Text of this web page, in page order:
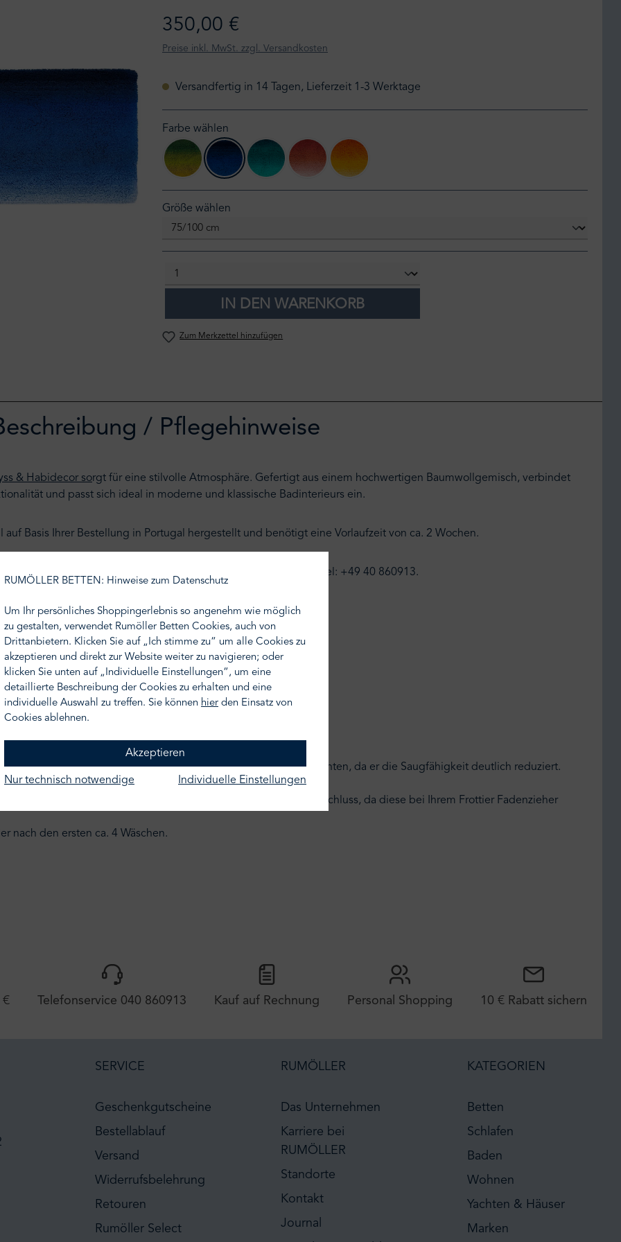
350,00 €
Preise inkl. MwSt. zzgl. Versandkosten
Versandfertig in 14 Tagen, Lieferzeit 1-3 Werktage
Farbe wählen
aurore 205aurore 314aurore 320aurore 514aurore 564
Größe wählen
IN DEN WARENKORB
Zum Merkzettel hinzufügen
/ Pflegehinweise
& Habidecor sorgt für eine stilvolle Atmosphäre. Gefertigt aus einem hochwertigen Baumwollgemisch, verbindet
und passt sich ideal in moderne und klassische Badinterieurs ein.
Basis Ihrer Bestellung in Portugal hergestellt und benötigt eine Vorlaufzeit von ca. 2 Wochen.
wir Ihre Fragen persönlich oder auch telefonisch unter Tel: +49 40 860913.
ohne optische Aufheller waschen und auf Weichspüler verzichten, da er die Saugfähigkeit deutlich reduziert.
Ihr Frottier, es wird dadurch besonders weich.
mit Reißverschlüssen, Knöpfen, Häkchen oder Klettverschluss, da diese bei Ihrem Frottier Fadenzieher
nach den ersten ca. 4 Wäschen.
€ Telefonservice 040 860913 Kauf auf Rechnung Personal Shopping 10 € Rabatt sichern
SERVICE
Geschenkgutscheine
Bestellablauf
Versand
Widerrufsbelehrung
Retouren
Rumöller Select
RUMÖLLER
Das Unternehmen
Karriere bei
RUMÖLLER
Standorte
Kontakt
Journal
KATEGORIEN
Betten
Schlafen
Baden
Wohnen
Yachten & Häuser
Marken
RUMÖLLER BETTEN: Hinweise zum Datenschutz
Um Ihr persönliches Shoppingerlebnis so angenehm wie möglich
zu gestalten, verwendet Rumöller Betten Cookies, auch von
Drittanbietern. Klicken Sie auf „Ich stimme zu“ um alle Cookies zu
akzeptieren und direkt zur Website weiter zu navigieren; oder
klicken Sie unten auf „Individuelle Einstellungen“, um eine
detaillierte Beschreibung der Cookies zu erhalten und eine
individuelle Auswahl zu treffen. Sie können hier den Einsatz von
Cookies ablehnen.
Akzeptieren
Nur technisch notwendige Individuelle Einstellungen